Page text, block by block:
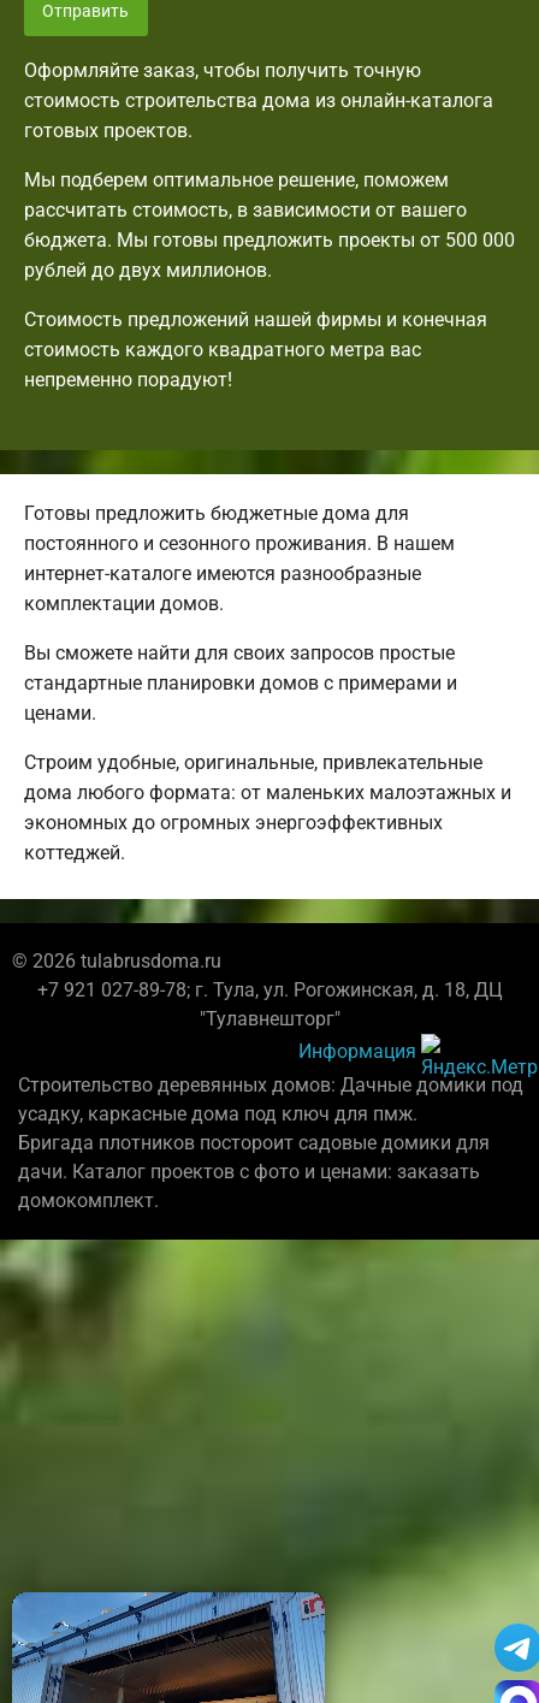
Отправить
Оформляйте заказ, чтобы получить точную
стоимость строительства дома из онлайн-каталога
готовых проектов.
Мы подберем оптимальное решение, поможем
рассчитать стоимость, в зависимости от вашего
бюджета. Мы готовы предложить проекты от 500 000
рублей до двух миллионов.
Стоимость предложений нашей фирмы и конечная
стоимость каждого квадратного метра вас
непременно порадуют!
Готовы предложить бюджетные дома для
постоянного и сезонного проживания. В нашем
интернет-каталоге имеются разнообразные
комплектации домов.
Вы сможете найти для своих запросов простые
стандартные планировки домов с примерами и
ценами.
Строим удобные, оригинальные, привлекательные
дома любого формата: от маленьких малоэтажных и
экономных до огромных энергоэффективных
коттеджей.
© 2026 tulabrusdoma.ru
+7 921 027-89-78; г. Тула, ул. Рогожинская, д. 18, ДЦ
"Тулавнешторг"
Информация
Строительство деревянных домов: Дачные домики под
усадку, каркасные дома под ключ для пмж.
Бригада плотников постороит садовые домики для
дачи. Каталог проектов с фото и ценами: заказать
домокомплект.